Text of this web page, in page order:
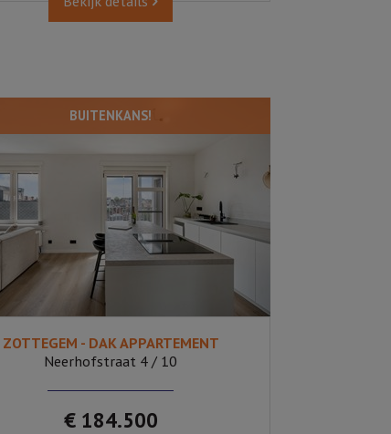
BUITENKANS!
1 480
ZOTTEGEM - DAK APPARTEMENT
Neerhofstraat 4 / 10
€ 184.500